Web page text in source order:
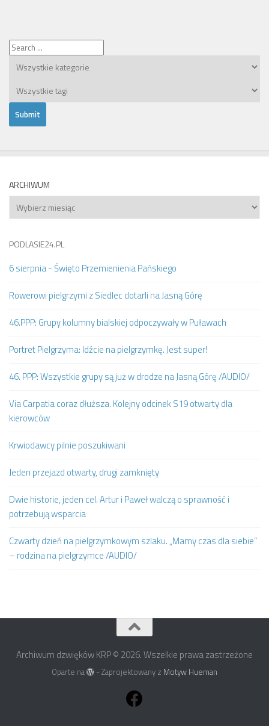
ARCHIWUM
Archiwum
PODLASIE24.PL
6 sierpnia - Święto Przemienienia Pańskiego
Rowerowi pielgrzymi z Siedlec dotarli na Jasną Górę
46.PPP: Grupy kolumny bialskiej odpoczywały w Puławach
Portret Pielgrzyma: Idźcie na pielgrzymkę. Jest super!
46. PPP: Wszystkie grupy są już w drodze na Jasną Górę /AUDIO/
Via Carpatia coraz dłuższa. Kolejny odcinek S19 otwarty dla
kierowców
Krwiodawcy pilnie poszukiwani
Jeden przejazd otwarty, drugi zamknięty
Dwie historie, jeden cel. Artur i Paweł walczą o sprawność i
potrzebują wsparcia
Czwarty dzień na pielgrzymkowym szlaku. „Mamy czas dla siebie”
– rodzina na pielgrzymce /AUDIO/
Archiwum dzwięków KRP © 2026. Wszelkie prawa zastrzeżone
Oparte na - Zaprojektowany z Motyw Hueman